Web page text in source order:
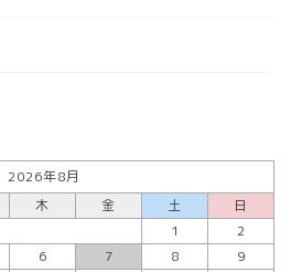
2026年8月
木 金 土
日
1
2
6 7 8 9